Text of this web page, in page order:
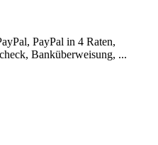
PayPal in 4 Raten,
Banküberweisung, ...